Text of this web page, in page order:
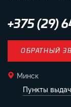
+375 (29)
ОБРАТНЫЙ
Минск
Пункты